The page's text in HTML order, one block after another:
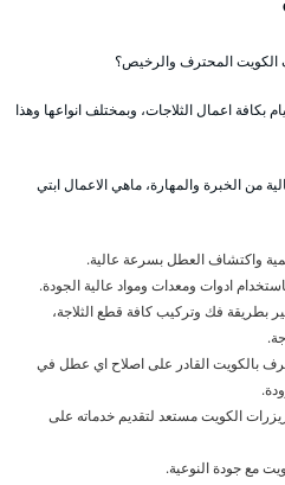
المحترف والرخيص؟
بكافة اعمال الثلاجات، وبمختلف انواعها وهذا
من الخبرة والمهارة، ماهي الاعمال ابتي
واكتشاف العطل بسرعة عالية.
ادوات ومعدات ومواد عالية الجودة.
بطريقة فك وتركيب كافة قطع الثلاجة،
بالكويت القادر على اصلاح اي عطل في
الكويت مستعد لتقديم خدماته على
مع جودة النوعية.